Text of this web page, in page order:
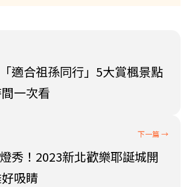
適合祖孫同行」5大賞楓景點
一次看
秀！2023新北歡樂耶誕城開
吸睛